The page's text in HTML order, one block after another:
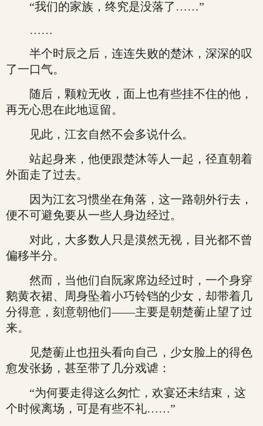
“我们的家族，终究是没落了……”
……
半个时辰之后，连连失败的楚沐，深深的叹
了一口气。
随后，颗粒无收，面上也有些挂不住的他，
再无心思在此地逗留。
见此，江玄自然不会多说什么。
站起身来，他便跟楚沐等人一起，径直朝着
外面走了过去。
因为江玄习惯坐在角落，这一路朝外行去，
便不可避免要从一些人身边经过。
对此，大多数人只是漠然无视，目光都不曾
偏移半分。
然而，当他们自阮家席边经过时，一个身穿
鹅黄衣裙、周身坠着小巧铃铛的少女，却带着几
分得意，刻意朝他们——主要是朝楚蘅止望了过
来。
见楚蘅止也扭头看向自己，少女脸上的得色
愈发张扬，甚至带了几分戏谑：
“为何要走得这么匆忙，欢宴还未结束，这
个时候离场，可是有些不礼……”